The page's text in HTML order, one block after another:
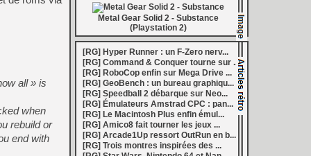
: la gestion de bolides en plastique, c'est un métier
of Mana, le jeu qui a ensorcelé une génération
ventes de Switch 2 dépassent déjà celles de la GameCube
[
GK] Kingdom Hearts : accusé d'utiliser l'IA générative sur son visuel de promo, Square Enix invoque « l'erreur humaine »
autour de Halo : Campaign Evolved
[
GK] Inspiré par System Shock 2 et Doom 3, le FPS DERELIKT veut vous foutre la trouille à la fin 2026
Éclatants » arriveront sur Switch 2 en octobre
[
LS] [XB360] Xbox360BadUpdate v1.3 l'exploit Xbox 360 gagne en fiabilité et ajoute un mode de récupération
: après un accueil mitigé, Game Freak va revoir sa copie
Champions Tactics, le jeu NFT ferme ses portes
: l'hymne ultime à la solitude a déjà quarante ans
le maintien des jeux physiques pour les joueurs
27 veut apporter du sang neuf avec le mode The Grounds
médiéval à petit prix pour la rentrée
inspiré des Zelda de la Game Boy arrivera à la rentrée 2026
all » is
when
rebuild or
end with
Metal Gear Solid 2 - Substance
(Playstation 2)
[RG] Hyper Runner : un F-Zero nerv...
[RG] Command & Conquer tourne sur ...
[RG] RoboCop enfin sur Mega Drive ...
[RG] GeoBench : un bureau graphiqu...
[RG] Speedball 2 débarque sur Neo...
[RG] Émulateurs Amstrad CPC : pan...
[RG] Le Macintosh Plus enfin émul...
[RG] Amico8 fait tourner les jeux ...
[RG] Arcade1Up ressort OutRun en b...
[RG] Trois montres inspirées des ...